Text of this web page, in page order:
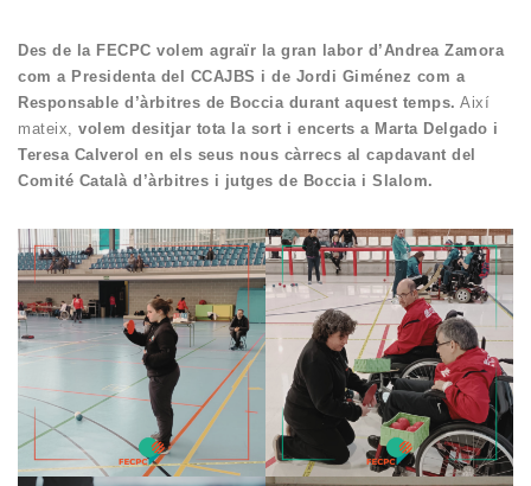
Des de la FECPC volem agraïr la gran labor d’Andrea Zamora
com a Presidenta del CCAJBS i de Jordi Giménez com a
Responsable d’àrbitres de Boccia durant aquest temps. Així
mateix, volem desitjar tota la sort i encerts a Marta Delgado i
Teresa Calverol en els seus nous càrrecs al capdavant del
Comité Català d’àrbitres i jutges de Boccia i Slalom.